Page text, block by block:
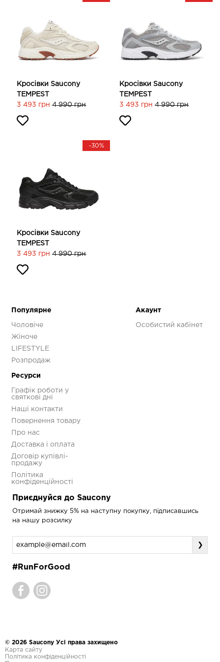
Кросівки Saucony
TEMPEST
3 493 грн 4 990 грн
Кросівки Saucony
TEMPEST
3 493 грн 4 990 грн
-30%
Кросівки Saucony
TEMPEST
3 493 грн 4 990 грн
Популярне
Чоловіче
Жіноче
LIFESTYLE
Розпродаж
Акаунт
Особистий кабінет
Ресурси
Графік роботи у
святкові дні
Наші контакти
Повернення товару
Про нас
Доставка і оплата
Договір купівлі-
продажу
Політика
конфіденційності
Приєднуйся до Saucony
Отримай знижку 5% на наступну покупку, підписавшись
на нашу розсилку
❯
#RunForGood
© 2026 Saucony Усі права захищено
Карта сайту
Політика конфіденційності